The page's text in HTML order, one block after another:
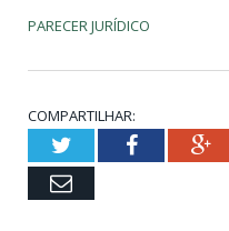
PARECER JURÍDICO
COMPARTILHAR:
TwitterFacebook
Email